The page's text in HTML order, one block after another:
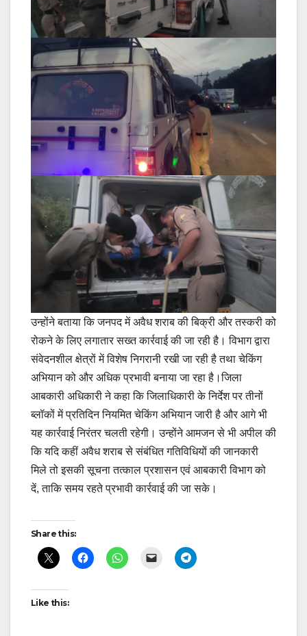
उन्होंने बताया कि जनपद में अवैध शराब की बिक्री और तस्करी को
रोकने के लिए लगातार सख्त कार्रवाई की जा रही है। विभाग द्वारा
संवेदनशील क्षेत्रों में विशेष निगरानी रखी जा रही है तथा चेकिंग
अभियान को और अधिक प्रभावी बनाया जा रहा है।जिला
आबकारी अधिकारी ने कहा कि जिलाधिकारी के निर्देश पर तीनों
ब्लॉकों में प्रतिदिन नियमित चेकिंग अभियान जारी है और आगे भी
यह कार्रवाई निरंतर चलती रहेगी। उन्होंने आमजन से भी अपील की
कि यदि कहीं अवैध शराब से संबंधित गतिविधियों की जानकारी
मिले तो इसकी सूचना तत्काल प्रशासन एवं आबकारी विभाग को
दें, ताकि समय रहते प्रभावी कार्रवाई की जा सके।
Post
navigation
Share this:
Like this: